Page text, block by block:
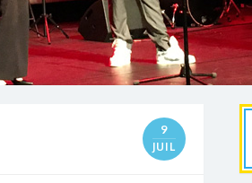
9
JUIL